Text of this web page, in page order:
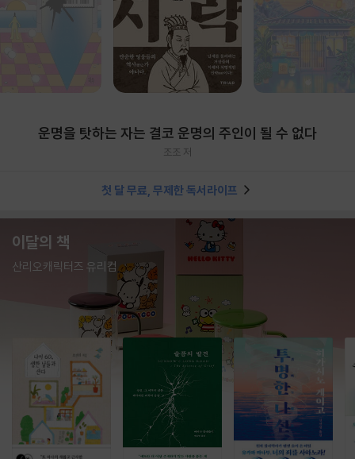
운명을 탓하는 자는 결코 운명의 주인이 될 수 없다
조조 저
첫 달 무료, 무제한 독서라이프
이달의 책
산리오캐릭터즈 유리컵